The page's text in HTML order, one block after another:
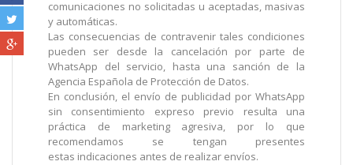
comunicaciones no solicitadas u aceptadas, masivas
y automáticas.
Las consecuencias de contravenir tales condiciones
pueden ser desde la cancelación por parte de
WhatsApp del servicio, hasta una sanción de la
Agencia Española de Protección de Datos.
En conclusión, el envío de publicidad por WhatsApp
sin consentimiento expreso previo resulta una
práctica de marketing agresiva, por lo que
recomendamos se tengan presentes
estas indicaciones antes de realizar envíos.